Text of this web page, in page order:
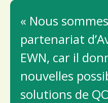
« Nous
partenariat
EWN, car il
nouvelles
solutions de